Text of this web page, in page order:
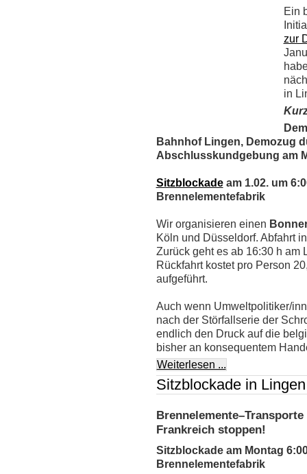
Ein
zur
in
Bahnhof Lingen, Demozug
Abschlusskundgebung am
Sitzblockadeam 1.02. um
Brennelementefabrik
Wir organisieren einen
Köln und Düsseldorf. Abfahrt
Zurück geht es ab 16:30 h am
Rückfahrt kostet pro Person
aufgeführt.
Auch wenn Umweltpolitiker/
nach der Störfallserie der
endlich den Druck auf die
bisher an konsequentem
Weiterlesen ...
Sitzblockade in Lingen
Frankreich stoppen!
Sitzblockade am Montag
Brennelementefabrik